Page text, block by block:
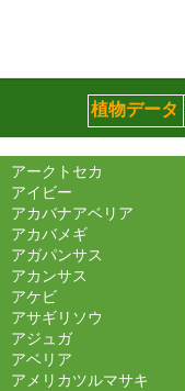
植物データ
アークトセカ
アイビー
アカバナアベリア
アカバメギ
アガパンサス
アカンサス
アケビ
アサギリソウ
アジュガ
アベリア
アメリカツルマサキ